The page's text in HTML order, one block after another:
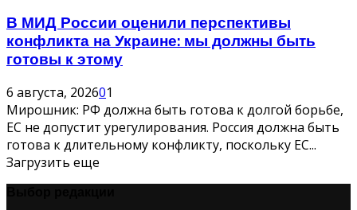
В МИД России оценили перспективы
конфликта на Украине: мы должны быть
готовы к этому
6 августа, 202601
Мирошник: РФ должна быть готова к долгой борьбе,
ЕС не допустит урегулирования. Россия должна быть
готова к длительному конфликту, поскольку ЕС...
Загрузить еще